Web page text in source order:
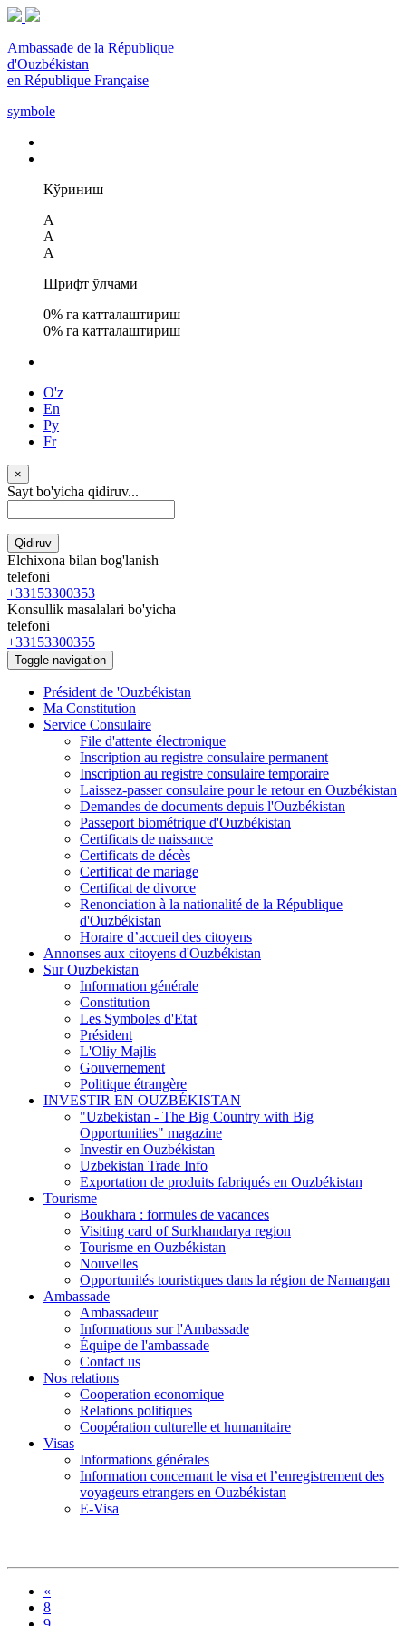
Ambassade de la République
d'Ouzbékistan
en République Française
symbole
Кўриниш
A
A
A
Шрифт ўлчами
0% га катталаштириш
0% га катталаштириш
O'z
En
Ру
Fr
×
Sayt bo'yicha qidiruv...
Qidiruv
Elchixona bilan bog'lanish
telefoni
+33153300353
Konsullik masalalari bo'yicha
telefoni
+33153300355
Toggle navigation
Président de 'Ouzbékistan
Ma Constitution
Service Consulaire
File d'attente électronique
Inscription au registre consulaire permanent
Inscription au registre consulaire temporaire
Laissez-passer consulaire pour le retour en Ouzbékistan
Demandes de documents depuis l'Ouzbékistan
Passeport biométrique d'Ouzbékistan
Certificats de naissance
Certificats de décès
Certificat de mariage
Certificat de divorce
Renonciation à la nationalité de la République
d'Ouzbékistan
Horaire d’accueil des citoyens
Annonses aux citoyens d'Ouzbékistan
Sur Ouzbekistan
Information générale
Constitution
Les Symboles d'Etat
Président
L'Oliy Majlis
Gouvernement
Politique étrangère
INVESTIR EN OUZBÉKISTAN
"Uzbekistan - The Big Country with Big
Opportunities" magazine
Investir en Ouzbékistan
Uzbekistan Trade Info
Exportation de produits fabriqués en Ouzbékistan
Tourisme
Boukhara : formules de vacances
Visiting card of Surkhandarya region
Tourisme en Ouzbékistan
Nouvelles
Opportunités touristiques dans la région de Namangan
Ambassade
Ambassadeur
Informations sur l'Ambassade
Équipe de l'ambassade
Contact us
Nos relations
Cooperation economique
Relations politiques
Coopération culturelle et humanitaire
Visas
Informations générales
Information concernant le visa et l’enregistrement des
voyageurs etrangers en Ouzbékistan
E-Visa
«
8